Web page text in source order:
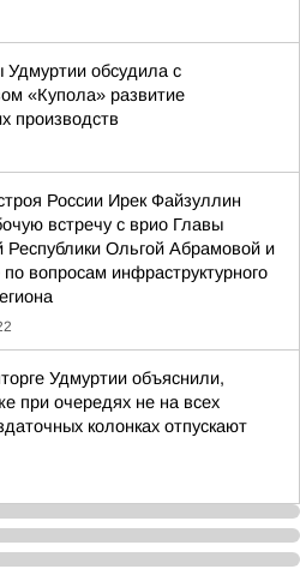
Удмуртии обсудила с
«Купола» развитие
производств
России Ирек Файзуллин
встречу с врио Главы
Республики Ольгой Абрамовой и
вопросам инфраструктурного
Удмуртии объяснили,
при очередях не на всех
колонках отпускают